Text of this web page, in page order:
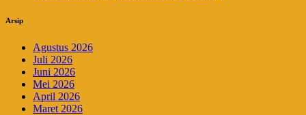
Arsip
Agustus 2026
Juli 2026
Juni 2026
Mei 2026
April 2026
Maret 2026